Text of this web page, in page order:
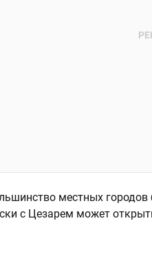
местных
с Цезарем может